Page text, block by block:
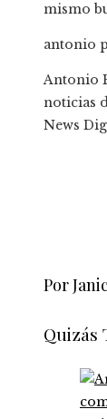
mismo
antonio
Antonio
noticias
News
Por
Quizás